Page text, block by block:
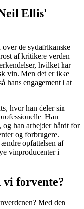
Ellis'
de sydafrikanske
af kritikere verden
hvilket har
vin. Men det er ikke
hans engagement i at
hvor han deler sin
Han
han arbejder hårdt for
og forbrugere.
opfattelsen af
vinproducenter i
vi forvente?
Med den